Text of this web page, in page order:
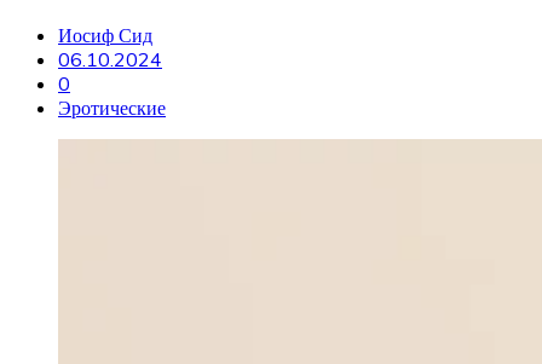
Иосиф Сид
06.10.2024
0
Эротические